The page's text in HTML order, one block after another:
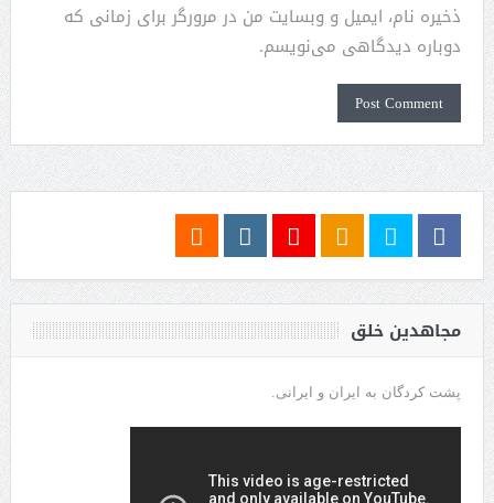
ذخیره نام، ایمیل و وبسایت من در مرورگر برای زمانی که
دوباره دیدگاهی می‌نویسم.
مجاهدین خلق
پشت کردگان به ایران و ایرانی.